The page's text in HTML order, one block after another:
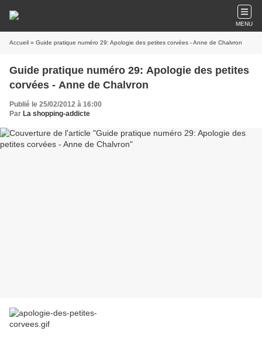
MENU
Accueil » Guide pratique numéro 29: Apologie des petites corvées - Anne de Chalvron
Guide pratique numéro 29: Apologie des petites
corvées - Anne de Chalvron
Publié le 25/02/2012 à 16:00
Par La shopping-addicte